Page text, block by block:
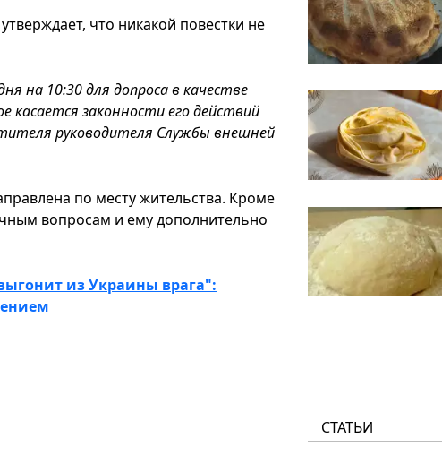
что никакой повестки не
на 10:30 для допроса в качестве
касается законности его действий
руководителя Службы внешней
по месту жительства. Кроме
вопросам и ему дополнительно
из Украины врага":
СТАТЬИ